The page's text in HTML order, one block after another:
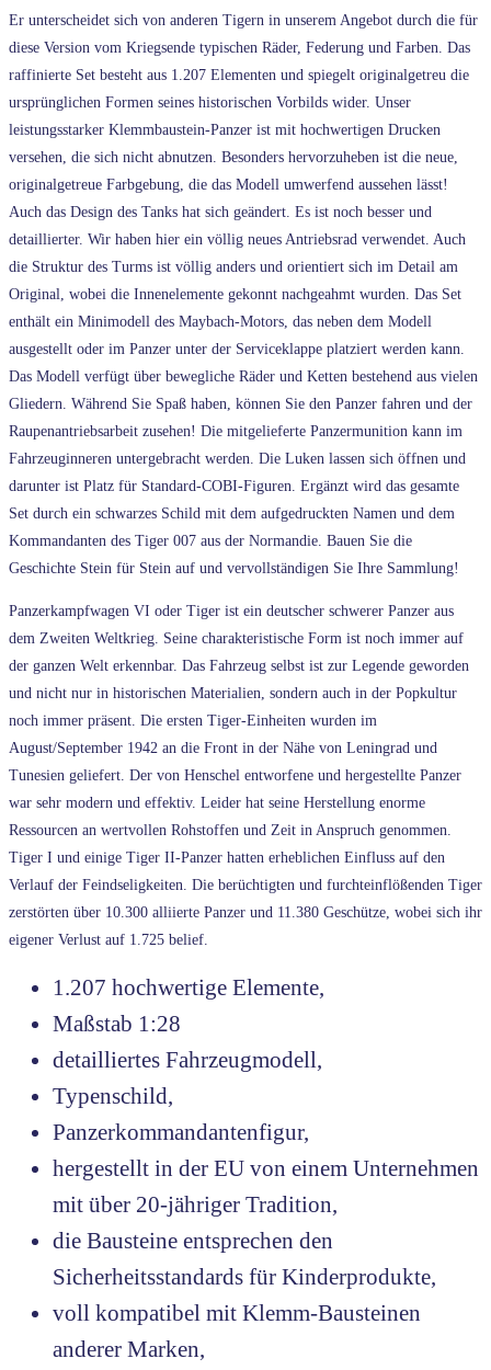
Er unterscheidet sich von anderen Tigern in unserem Angebot durch die für
diese Version vom Kriegsende typischen Räder, Federung und Farben. Das
raffinierte Set besteht aus 1.207 Elementen und spiegelt originalgetreu die
ursprünglichen Formen seines historischen Vorbilds wider. Unser
leistungsstarker Klemmbaustein-Panzer ist mit hochwertigen Drucken
versehen, die sich nicht abnutzen. Besonders hervorzuheben ist die neue,
originalgetreue Farbgebung, die das Modell umwerfend aussehen lässt!
Auch das Design des Tanks hat sich geändert. Es ist noch besser und
detaillierter. Wir haben hier ein völlig neues Antriebsrad verwendet. Auch
die Struktur des Turms ist völlig anders und orientiert sich im Detail am
Original, wobei die Innenelemente gekonnt nachgeahmt wurden. Das Set
enthält ein Minimodell des Maybach-Motors, das neben dem Modell
ausgestellt oder im Panzer unter der Serviceklappe platziert werden kann.
Das Modell verfügt über bewegliche Räder und Ketten bestehend aus vielen
Gliedern. Während Sie Spaß haben, können Sie den Panzer fahren und der
Raupenantriebsarbeit zusehen! Die mitgelieferte Panzermunition kann im
Fahrzeuginneren untergebracht werden. Die Luken lassen sich öffnen und
darunter ist Platz für Standard-COBI-Figuren. Ergänzt wird das gesamte
Set durch ein schwarzes Schild mit dem aufgedruckten Namen und dem
Kommandanten des Tiger 007 aus der Normandie. Bauen Sie die
Geschichte Stein für Stein auf und vervollständigen Sie Ihre Sammlung!
Panzerkampfwagen VI oder Tiger ist ein deutscher schwerer Panzer aus
dem Zweiten Weltkrieg. Seine charakteristische Form ist noch immer auf
der ganzen Welt erkennbar. Das Fahrzeug selbst ist zur Legende geworden
und nicht nur in historischen Materialien, sondern auch in der Popkultur
noch immer präsent. Die ersten Tiger-Einheiten wurden im
August/September 1942 an die Front in der Nähe von Leningrad und
Tunesien geliefert. Der von Henschel entworfene und hergestellte Panzer
war sehr modern und effektiv. Leider hat seine Herstellung enorme
Ressourcen an wertvollen Rohstoffen und Zeit in Anspruch genommen.
Tiger I und einige Tiger II-Panzer hatten erheblichen Einfluss auf den
Verlauf der Feindseligkeiten. Die berüchtigten und furchteinflößenden Tiger
zerstörten über 10.300 alliierte Panzer und 11.380 Geschütze, wobei sich ihr
eigener Verlust auf 1.725 belief.
1.207 hochwertige Elemente,
Maßstab 1:28
detailliertes Fahrzeugmodell,
Typenschild,
Panzerkommandantenfigur,
hergestellt in der EU von einem Unternehmen
mit über 20-jähriger Tradition,
die Bausteine entsprechen den
Sicherheitsstandards für Kinderprodukte,
voll kompatibel mit Klemm-Bausteinen
anderer Marken,